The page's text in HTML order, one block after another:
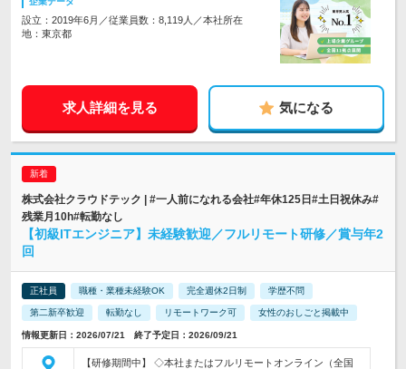
設立：2019年6月／従業員数：8,119人／本社所在
地：東京都
求人詳細を見る 気になる
株式会社クラウドテック | #一人前になれる会社#年休125日#土日祝休み#
残業月10h#転勤なし
【初級ITエンジニア】未経験歓迎／フルリモート研修／賞与年2
回
正社員 職種・業種未経験OK 完全週休2日制 学歴不問
第二新卒歓迎 転勤なし リモートワーク可 女性のおしごと掲載中
情報更新日：2026/07/21 終了予定日：2026/09/21
【研修期間中】 ◇本社またはフルリモートオンライン（全国